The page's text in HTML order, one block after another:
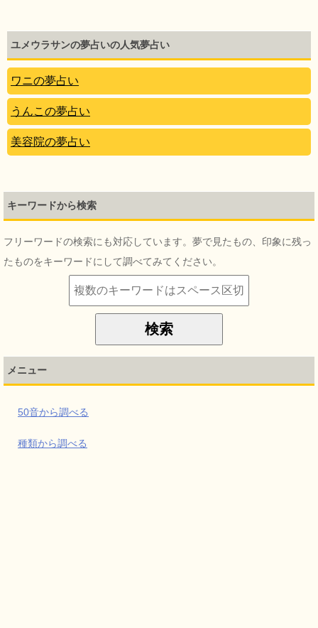
ユメウラサンの夢占いの人気夢占い
ワニの夢占い
うんこの夢占い
美容院の夢占い
キーワードから検索
フリーワードの検索にも対応しています。夢で見たもの、印象に残っ
たものをキーワードにして調べてみてください。
メニュー
50音から調べる
種類から調べる